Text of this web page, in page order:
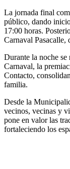
La jornada final
público, dando
17:00 horas.
Carnaval Pasacalle,
Durante la noche
Carnaval, la
Contacto,
familia.
Desde la
vecinos, vecinas y
pone en valor las
fortaleciendo los